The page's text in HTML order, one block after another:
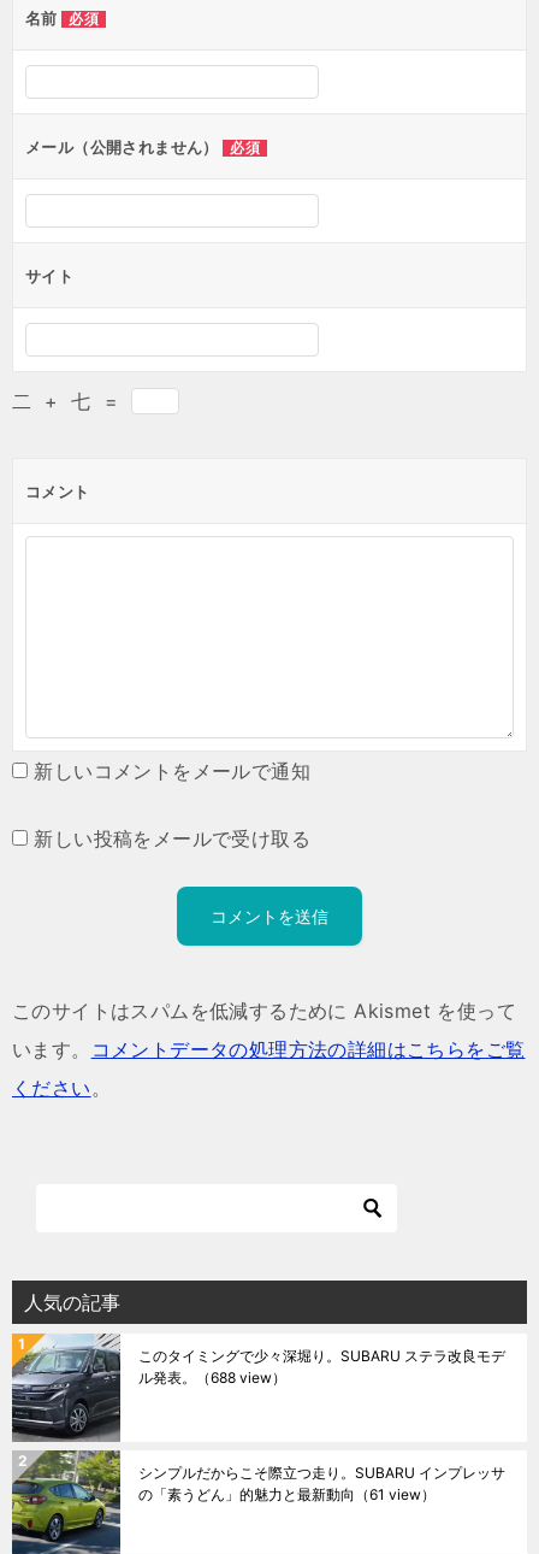
名前 必須
メール（公開されません） 必須
サイト
二 + 七 =
コメント
新しいコメントをメールで通知
新しい投稿をメールで受け取る
このサイトはスパムを低減するために Akismet を使って
います。
コメントデータの処理方法の詳細はこちらをご覧
ください。
人気の記事
このタイミングで少々深堀り。SUBARU ステラ改良モデ
ル発表。
（688 view）
シンプルだからこそ際立つ走り。SUBARU インプレッサ
の「素うどん」的魅力と最新動向 （61 view）